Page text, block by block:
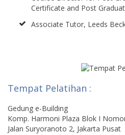
Certificate and Post
Associate Tutor, Leeds
Tempat Pelatihan :
Gedung e-Building
Komp. Harmoni Plaza Blok I
Jalan Suryoranoto 2, Jakarta Pusat